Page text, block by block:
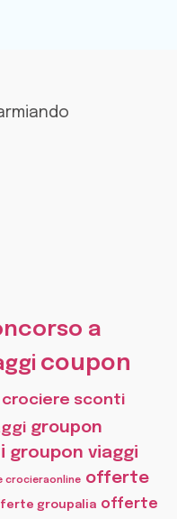
a
coupon
crociere sconti
groupon
groupon viaggi
crocieraonline offerte
groupalia offerte